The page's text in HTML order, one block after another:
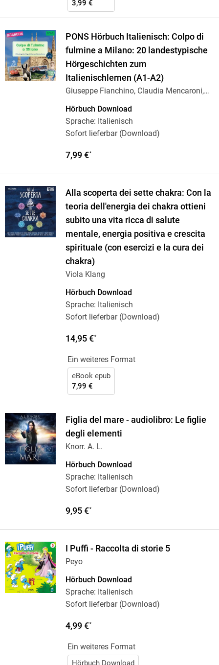
3,99 €
PONS Hörbuch Italienisch: Colpo di
fulmine a Milano: 20 landestypische
Hörgeschichten zum
Italienischlernen (A1-A2)
Giuseppe Fianchino, Claudia Mencaroni,…
Hörbuch Download
Sprache: Italienisch
Sofort lieferbar (Download)
7,99 €*
Alla scoperta dei sette chakra: Con la
teoria dell'energia dei chakra ottieni
subito una vita ricca di salute
mentale, energia positiva e crescita
spirituale (con esercizi e la cura dei
chakra)
Viola Klang
Hörbuch Download
Sprache: Italienisch
Sofort lieferbar (Download)
14,95 €*
Ein weiteres Format
eBook epub
7,99 €
Figlia del mare - audiolibro: Le figlie
degli elementi
Knorr. A. L.
Hörbuch Download
Sprache: Italienisch
Sofort lieferbar (Download)
9,95 €*
I Puffi - Raccolta di storie 5
Peyo
Hörbuch Download
Sprache: Italienisch
Sofort lieferbar (Download)
4,99 €*
Ein weiteres Format
Hörbuch Download